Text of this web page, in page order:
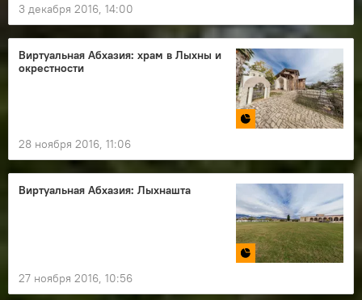
3 декабря 2016, 14:00
Виртуальная Абхазия: храм в Лыхны и
окрестности
28 ноября 2016, 11:06
Виртуальная Абхазия: Лыхнашта
27 ноября 2016, 10:56